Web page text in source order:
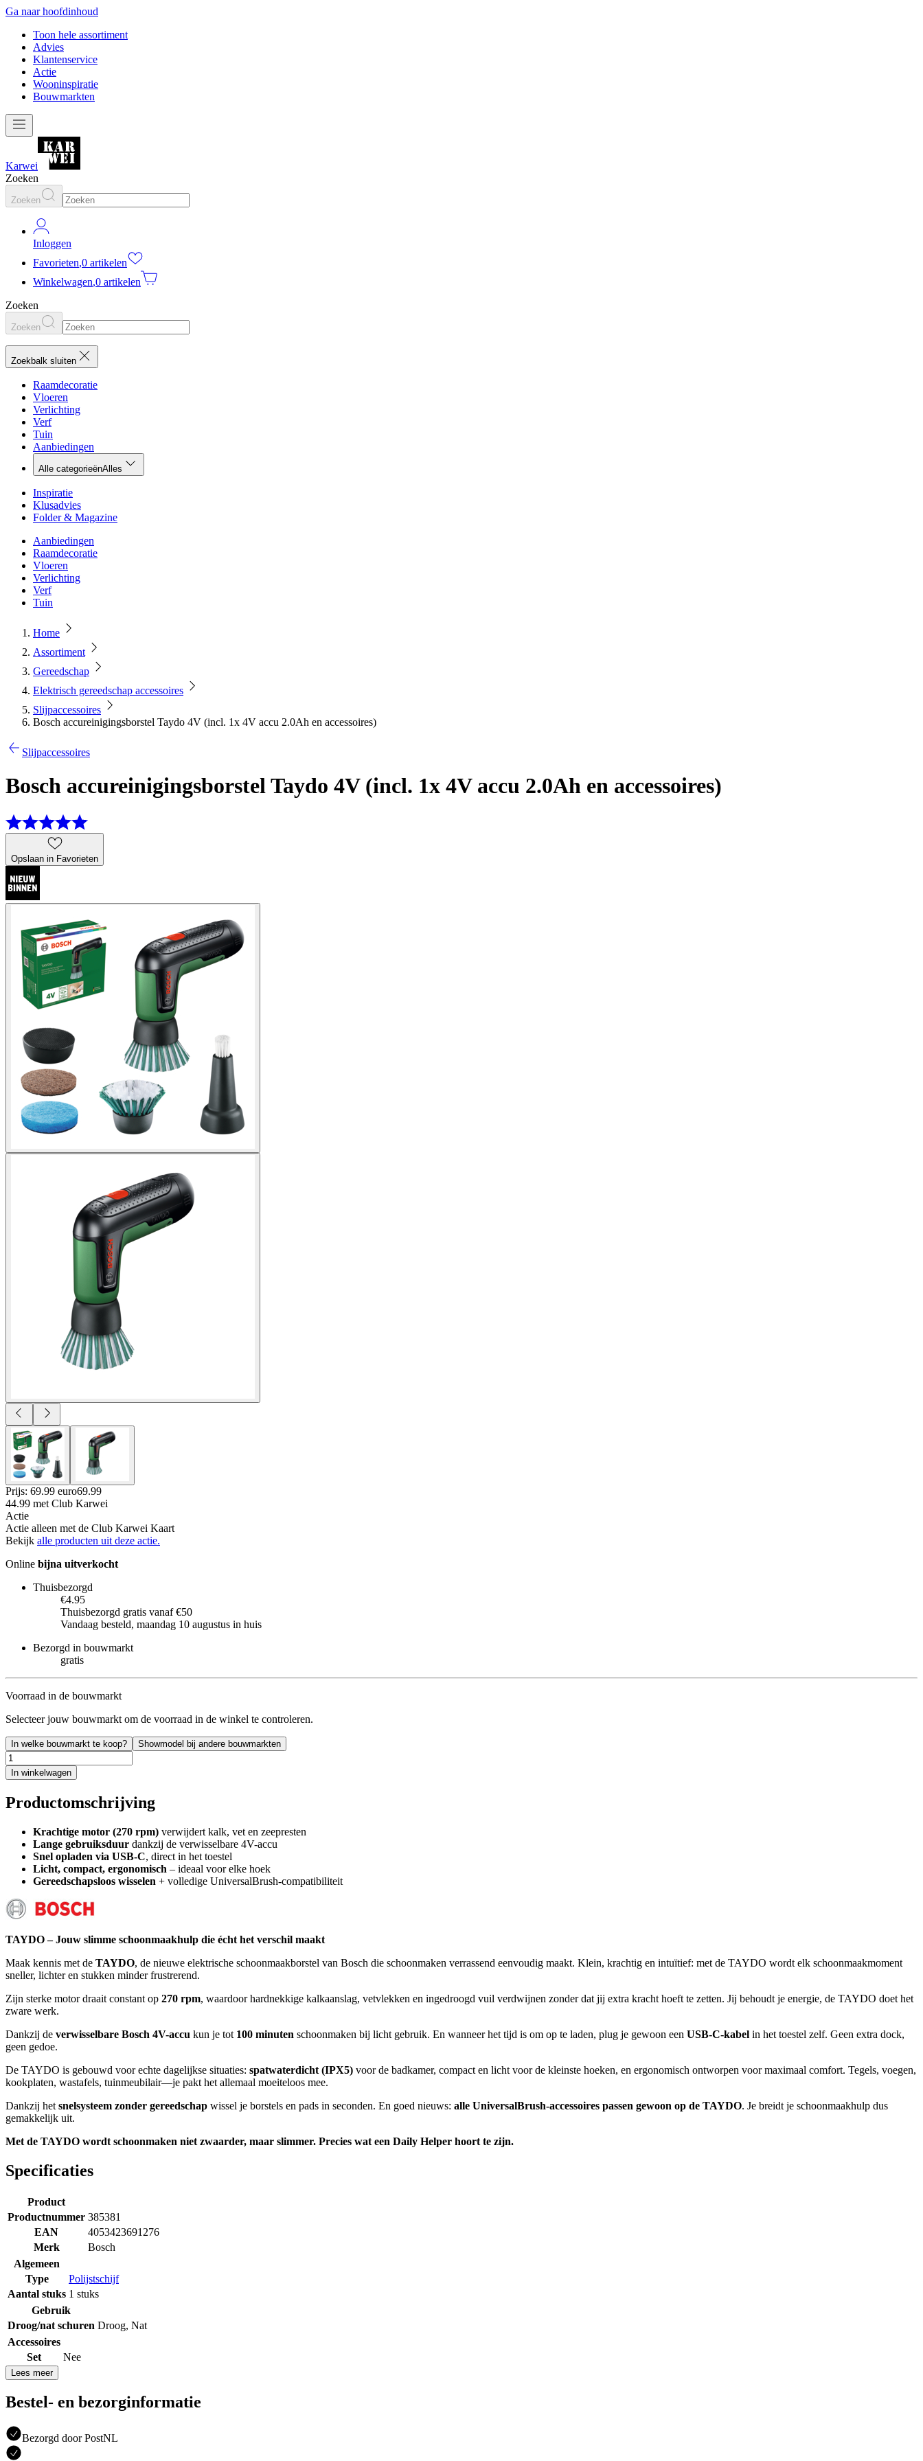
Ga naar hoofdinhoud
Toon hele assortiment
Advies
Klantenservice
Actie
Wooninspiratie
Bouwmarkten
Karwei
Zoeken
Zoeken
Inloggen
Favorieten,0 artikelen
Winkelwagen,0 artikelen
Zoeken
Zoeken
Zoekbalk sluiten
Raamdecoratie
Vloeren
Verlichting
Verf
Tuin
Aanbiedingen
Alle categorieënAlles
Inspiratie
Klusadvies
Folder & Magazine
Aanbiedingen
Raamdecoratie
Vloeren
Verlichting
Verf
Tuin
Home
Assortiment
Gereedschap
Elektrisch gereedschap accessoires
Slijpaccessoires
Bosch accureinigingsborstel Taydo 4V (incl. 1x 4V accu 2.0Ah en accessoires)
Slijpaccessoires
Bosch accureinigingsborstel Taydo 4V (incl. 1x 4V accu 2.0Ah en accessoires)
Opslaan in Favorieten
Prijs: 69.99 euro69.99
44.99 met Club Karwei
Actie
Actie alleen met de Club Karwei Kaart
Bekijk alle producten uit deze actie.
Online bijna uitverkocht
Thuisbezorgd
€4.95
Thuisbezorgd gratis vanaf €50
Vandaag besteld, maandag 10 augustus in huis
Bezorgd in bouwmarkt
gratis
Voorraad in de bouwmarkt
Selecteer jouw bouwmarkt om de voorraad in de winkel te controleren.
In welke bouwmarkt te koop? Showmodel bij andere bouwmarkten
In winkelwagen
Productomschrijving
Krachtige motor (270 rpm) verwijdert kalk, vet en zeepresten
Lange gebruiksduur dankzij de verwisselbare 4V-accu
Snel opladen via USB-C, direct in het toestel
Licht, compact, ergonomisch – ideaal voor elke hoek
Gereedschapsloos wisselen + volledige UniversalBrush-compatibiliteit
TAYDO – Jouw slimme schoonmaakhulp die écht het verschil maakt
Maak kennis met de TAYDO, de nieuwe elektrische schoonmaakborstel van Bosch die schoonmaken verrassend eenvoudig maakt. Klein, krachtig en intuïtief: met de TAYDO wordt elk schoonmaakmoment
sneller, lichter en stukken minder frustrerend.
Zijn sterke motor draait constant op 270 rpm, waardoor hardnekkige kalkaanslag, vetvlekken en ingedroogd vuil verdwijnen zonder dat jij extra kracht hoeft te zetten. Jij behoudt je energie, de TAYDO doet het
zware werk.
Dankzij de verwisselbare Bosch 4V-accu kun je tot 100 minuten schoonmaken bij licht gebruik. En wanneer het tijd is om op te laden, plug je gewoon een USB-C-kabel in het toestel zelf. Geen extra dock,
geen gedoe.
De TAYDO is gebouwd voor echte dagelijkse situaties: spatwaterdicht (IPX5) voor de badkamer, compact en licht voor de kleinste hoeken, en ergonomisch ontworpen voor maximaal comfort. Tegels, voegen,
kookplaten, wastafels, tuinmeubilair—je pakt het allemaal moeiteloos mee.
Dankzij het snelsysteem zonder gereedschap wissel je borstels en pads in seconden. En goed nieuws: alle UniversalBrush-accessoires passen gewoon op de TAYDO. Je breidt je schoonmaakhulp dus
gemakkelijk uit.
Met de TAYDO wordt schoonmaken niet zwaarder, maar slimmer. Precies wat een Daily Helper hoort te zijn.
Specificaties
Product
Productnummer 385381
EAN
4053423691276
Merk
Bosch
Algemeen
Type
Polijstschijf
Aantal stuks 1 stuks
Gebruik
Droog/nat schuren Droog, Nat
Accessoires
Set
Nee
Lees meer
Bestel- en bezorginformatie
Bezorgd door PostNL